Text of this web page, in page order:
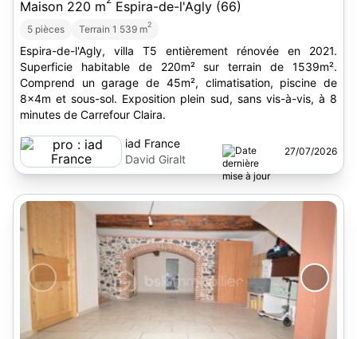
Maison 220 m Espira-de-l'Agly (66)
5 pièces Terrain 1 539 m2
Espira-de-l'Agly, villa T5 entièrement rénovée en 2021.
Superficie habitable de 220m² sur terrain de 1539m².
Comprend un garage de 45m², climatisation, piscine de
8x4m et sous-sol. Exposition plein sud, sans vis-à-vis, à 8
minutes de Carrefour Claira.
iad France
David Giralt
27/07/2026